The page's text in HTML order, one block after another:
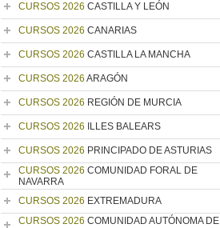
CURSOS 2026 CASTILLA Y LEÓN
CURSOS 2026 CANARIAS
CURSOS 2026 CASTILLA LA MANCHA
CURSOS 2026 ARAGÓN
CURSOS 2026 REGIÓN DE MURCIA
CURSOS 2026 ILLES BALEARS
CURSOS 2026 PRINCIPADO DE ASTURIAS
CURSOS 2026 COMUNIDAD FORAL DE
NAVARRA
CURSOS 2026 EXTREMADURA
CURSOS 2026 COMUNIDAD AUTÓNOMA DE